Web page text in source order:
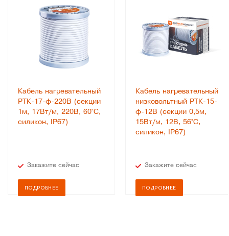
Кабель нагревательный
РТК-17-ф-220В (секции
1м, 17Вт/м, 220В, 60°С,
силикон, IP67)
Закажите сейчас
ПОДРОБНЕЕ
Кабель нагревательный
низковольтный РТК-15-
ф-12В (секции 0,5м,
15Вт/м, 12В, 56°С,
силикон, IP67)
Закажите сейчас
ПОДРОБНЕЕ